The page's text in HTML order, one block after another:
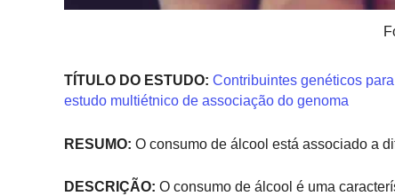
TÍTULO DO ESTUDO: Contribuintes genéticos
estudo multiétnico de associação do genoma
RESUMO: O consumo de álcool está associado a
DESCRIÇÃO: O consumo de álcool é uma